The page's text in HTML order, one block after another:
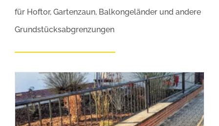
für Hoftor, Gartenzaun, Balkongeländer und andere
Grundstücksabgrenzungen